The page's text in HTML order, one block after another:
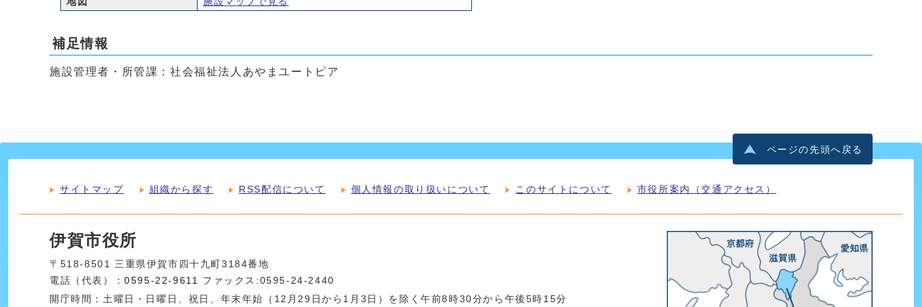
補足情報
施設管理者・所管課：社会福祉法人あやまユートピア
ページの先頭へ戻る
サイトマップ 組織から探す RSS配信について 個人情報の取り扱いについて このサイトについて 市役所案内（交通アクセス）
伊賀市役所
〒518-8501 三重県伊賀市四十九町3184番地
電話（代表）：0595-22-9611 ファックス:0595-24-2440
開庁時間：土曜日・日曜日、祝日、年末年始（12月29日から1月3日）を除く午前8時30分から午後5時15分